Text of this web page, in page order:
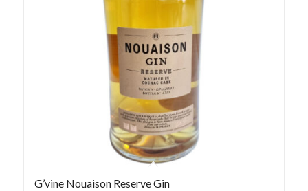
G’vine Nouaison Reserve Gin